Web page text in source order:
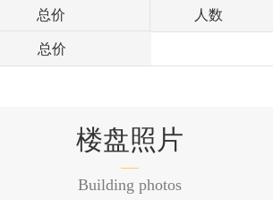
总价 人数
总价
楼盘照片
Building photos